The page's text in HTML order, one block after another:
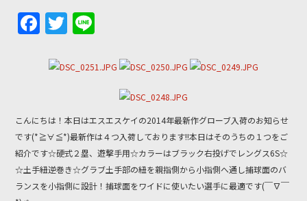
F
a
c
b
o
o
k
T
w
itt e
こんにちは！本日はエスエスケイの2014年最新作グローブ入荷のお知らせ
です(*≧∀≦*)最新作は４つ入荷しております!!本日はそのうちの１つをご
紹介です☆硬式２塁、遊撃手用☆カラーはブラック右投げでレングス6S☆
☆土手紐逆巻き☆グラブ土手部の紐を親指側から小指側へ通し捕球面のバ
ランスを小指側に設計！捕球面をワイドに使いたい選手に最適です(￣∇￣